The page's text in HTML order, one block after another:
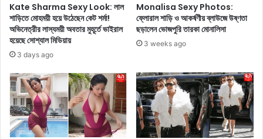
ক
রা
টি
আ
শ্চ
র্য
জ
ন
ক
প
সা
র
ণে
টি
প
স
Kate Sharma Sexy Look: লাল
শাড়িতে মোহময়ী হয়ে উঠেছেন কেট শর্মা!
অভিনেত্রীর লাস্যময়ী অবতার মুহূর্তে ভাইরাল
হয়েছে সোশ্যাল মিডিয়ায়
3 days ago
Monalisa Sexy Photos:
ফ্লোরাল শাড়ি ও আকর্ষণীয় ব্লাউজে উষ্ণতা
ছড়ালেন ভোজপুরি তারকা মোনালিসা
3 weeks ago